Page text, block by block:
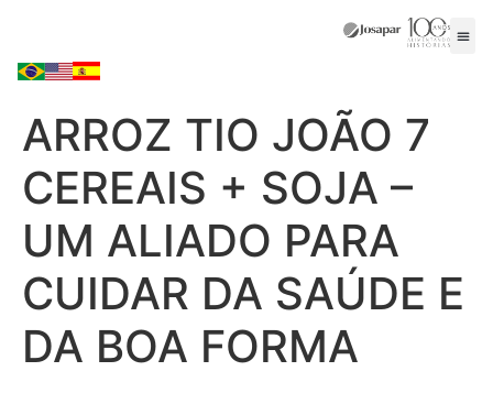
ARROZ TIO JOÃO 7
CEREAIS + SOJA –
UM ALIADO PARA
CUIDAR DA SAÚDE E
DA BOA FORMA